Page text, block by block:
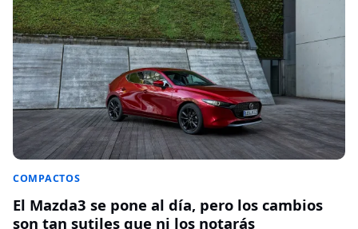
COMPACTOS
El Mazda3 se pone al día, pero los cambios
son tan sutiles que ni los notarás